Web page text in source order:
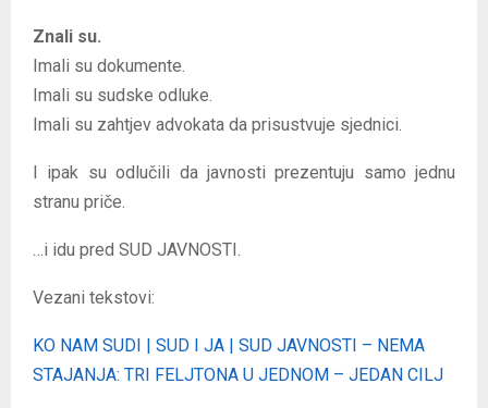
Znali su.
Imali su dokumente.
Imali su sudske odluke.
Imali su zahtjev advokata da prisustvuje sjednici.
I ipak su odlučili da javnosti prezentuju samo jednu
stranu priče.
…i idu pred SUD JAVNOSTI.
Vezani tekstovi:
KO NAM SUDI | SUD I JA | SUD JAVNOSTI – NEMA
STAJANJA: TRI FELJTONA U JEDNOM – JEDAN CILJ